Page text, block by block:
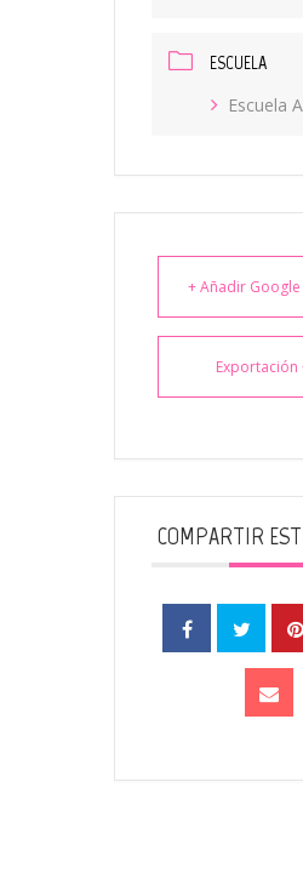
ESCUELA
Escuela
+ Añadir
Exportación
COMPARTIR